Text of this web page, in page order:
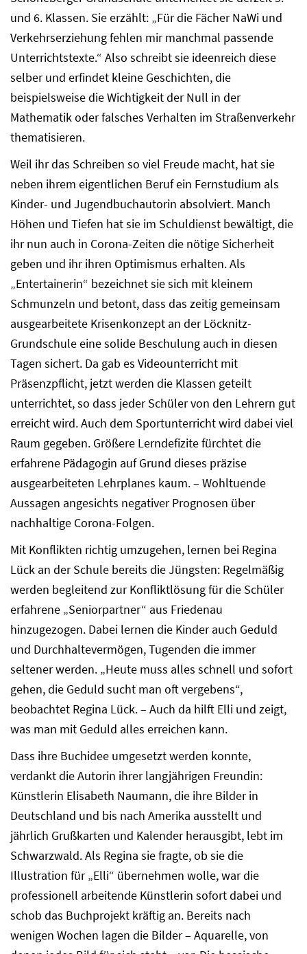
und 6. Klassen. Sie erzählt: „Für die Fächer NaWi und
Verkehrserziehung fehlen mir manchmal passende
Unterrichtstexte.“ Also schreibt sie ideenreich diese
selber und erfindet kleine Geschichten, die
beispielsweise die Wichtigkeit der Null in der
Mathematik oder falsches Verhalten im Straßenverkehr
thematisieren.
Weil ihr das Schreiben so viel Freude macht, hat sie
neben ihrem eigentlichen Beruf ein Fernstudium als
Kinder- und Jugendbuchautorin absolviert. Manch
Höhen und Tiefen hat sie im Schuldienst bewältigt, die
ihr nun auch in Corona-Zeiten die nötige Sicherheit
geben und ihr ihren Optimismus erhalten. Als
„Entertainerin“ bezeichnet sie sich mit kleinem
Schmunzeln und betont, dass das zeitig gemeinsam
ausgearbeitete Krisenkonzept an der Löcknitz-
Grundschule eine solide Beschulung auch in diesen
Tagen sichert. Da gab es Videounterricht mit
Präsenzpflicht, jetzt werden die Klassen geteilt
unterrichtet, so dass jeder Schüler von den Lehrern gut
erreicht wird. Auch dem Sportunterricht wird dabei viel
Raum gegeben. Größere Lerndefizite fürchtet die
erfahrene Pädagogin auf Grund dieses präzise
ausgearbeiteten Lehrplanes kaum. – Wohltuende
Aussagen angesichts negativer Prognosen über
nachhaltige Corona-Folgen.
Mit Konflikten richtig umzugehen, lernen bei Regina
Lück an der Schule bereits die Jüngsten: Regelmäßig
werden begleitend zur Konfliktlösung für die Schüler
erfahrene „Seniorpartner“ aus Friedenau
hinzugezogen. Dabei lernen die Kinder auch Geduld
und Durchhaltevermögen, Tugenden die immer
seltener werden. „Heute muss alles schnell und sofort
gehen, die Geduld sucht man oft vergebens“,
beobachtet Regina Lück. – Auch da hilft Elli und zeigt,
was man mit Geduld alles erreichen kann.
Dass ihre Buchidee umgesetzt werden konnte,
verdankt die Autorin ihrer langjährigen Freundin:
Künstlerin Elisabeth Naumann, die ihre Bilder in
Deutschland und bis nach Amerika ausstellt und
jährlich Grußkarten und Kalender herausgibt, lebt im
Schwarzwald. Als Regina sie fragte, ob sie die
Illustration für „Elli“ übernehmen wolle, war die
professionell arbeitende Künstlerin sofort dabei und
schob das Buchprojekt kräftig an. Bereits nach
wenigen Wochen lagen die Bilder – Aquarelle, von